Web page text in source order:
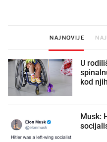
NAJNOVIJE
U
kod
Musk: